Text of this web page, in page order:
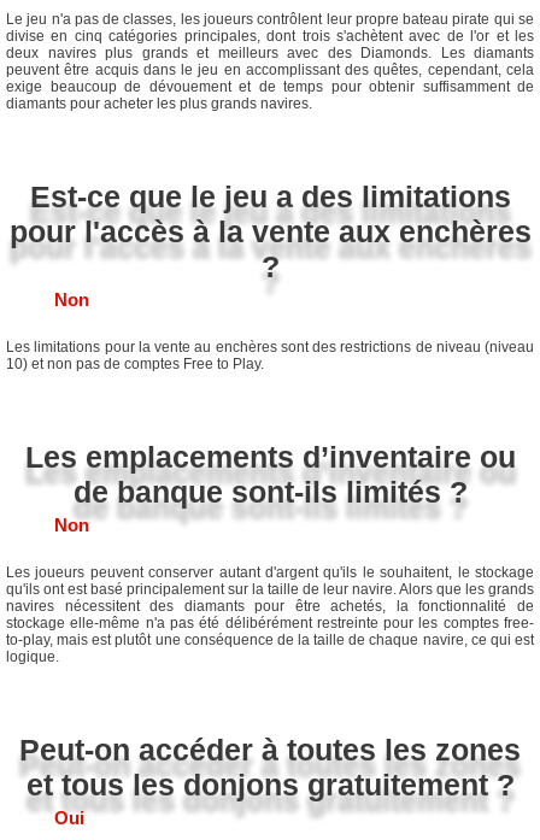
Le jeu n'a pas de classes, les joueurs contrôlent leur propre bateau pirate qui se
divise en cinq catégories principales, dont trois s'achètent avec de l'or et les
deux navires plus grands et meilleurs avec des Diamonds. Les diamants
peuvent être acquis dans le jeu en accomplissant des quêtes, cependant, cela
exige beaucoup de dévouement et de temps pour obtenir suffisamment de
diamants pour acheter les plus grands navires.
Est-ce que le jeu a des limitations
pour l'accès à la vente aux enchères
?
Non
Les limitations pour la vente au enchères sont des restrictions de niveau (niveau
10) et non pas de comptes Free to Play.
Les emplacements d’inventaire ou
de banque sont-ils limités ?
Non
Les joueurs peuvent conserver autant d'argent qu'ils le souhaitent, le stockage
qu'ils ont est basé principalement sur la taille de leur navire. Alors que les grands
navires nécessitent des diamants pour être achetés, la fonctionnalité de
stockage elle-même n'a pas été délibérément restreinte pour les comptes free-
to-play, mais est plutôt une conséquence de la taille de chaque navire, ce qui est
logique.
Peut-on accéder à toutes les zones
et tous les donjons gratuitement ?
Oui